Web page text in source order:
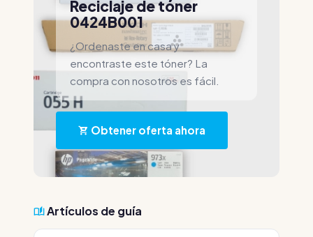
Reciclaje de tóner
0424B001
¿Ordenaste en casa y
encontraste este tóner? La
compra con nosotros es fácil.
Obtener oferta ahora
Artículos de guía